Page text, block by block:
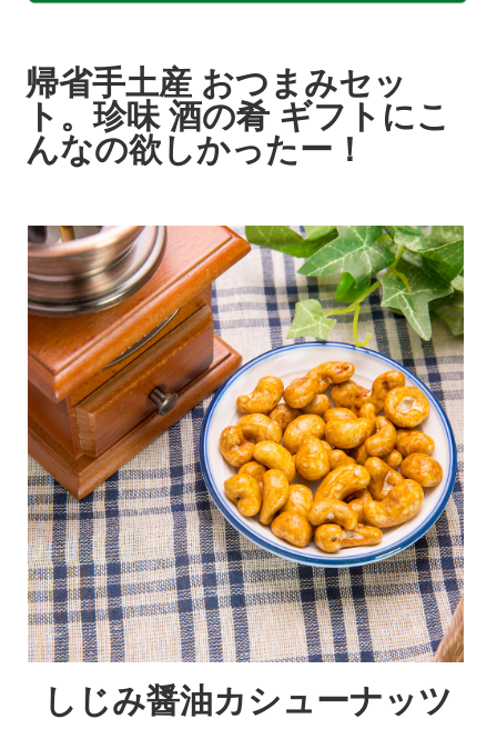
帰省手土産 おつまみセッ
ト。珍味 酒の肴 ギフトにこ
んなの欲しかったー！
しじみ醤油カシューナッツ